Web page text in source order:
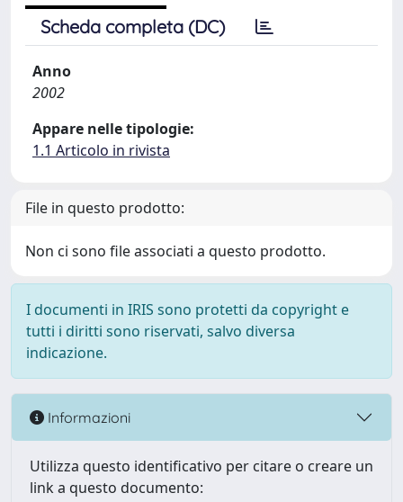
Scheda completa (DC)
Anno
2002
Appare nelle tipologie:
1.1 Articolo in rivista
File in questo prodotto:
Non ci sono file associati a questo prodotto.
I documenti in IRIS sono protetti da copyright e
tutti i diritti sono riservati, salvo diversa
indicazione.
Informazioni
Utilizza questo identificativo per citare o creare un
link a questo documento: